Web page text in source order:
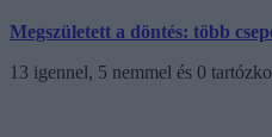
Megszületett a döntés: több
13 igennel, 5 nemmel és 0